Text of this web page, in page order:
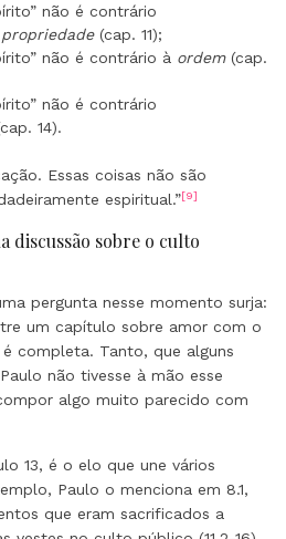
não é contrário
propriedade(cap. 11);
não é contrário à ordem (cap.
não é contrário
14).
Essas coisas não são
espiritual.”[9]
discussão sobre o culto
pergunta nesse momento surja:
um capítulo sobre amor com o
completa. Tanto, que alguns
não tivesse à mão esse
algo muito parecido com
13, é o elo que une vários
Paulo o menciona em 8.1,
que eram sacrificados a